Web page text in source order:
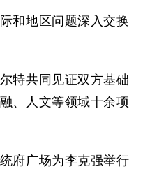
地区问题深入交换
共同见证双方基础
、人文等领域十余项
广场为李克强举行